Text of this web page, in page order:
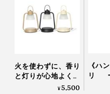
火を使わずに、香り
と灯りが心地よく広
がる「キャンドルウ
¥5,500
《ハ
リ
「